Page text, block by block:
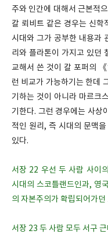
주와 인간에 대해서 근본적
칼 뢰비트 같은 경우는 신학
시대와 그가 공부한 내용과
리와 플라톤이 가지고 있던
교해서 쓴 것이 칼 포퍼의
런 비교가 가능하기는 한데
기하는 것이 아니라 마르크
기한다. 그런 경우에는 사상
적인 원리, 즉 시대의 문맥
있다.
서장 22 우선 두 사람 사이
시대의 스코틀랜드인과, 영
의 자본주의가 확립되어가
서장 23 두 사람 모두 서구